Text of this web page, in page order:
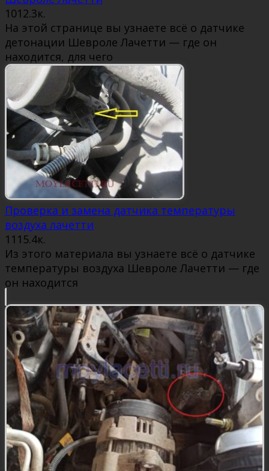
1012.3к.
На этой странице вы узнаете всё о датчике
детонации Шевроле Лачетти — где он
находится, для чего
Проверка и замена датчика температуры
воздуха лачетти
11 15.4к.
Из этого материала вы узнаете всё о датчике
температуры воздуха Шевроле Лачетти — где
он находится